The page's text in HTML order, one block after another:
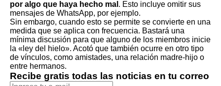
por algo que haya hecho mal . Esto incluye omitir sus
mensajes de WhatsApp, por ejemplo.
Sin embargo, cuando esto se permite se convierte en una
medida que se aplica con frecuencia. Bastará una
mínima discusión para que alguno de los miembros inicie
la «ley del hielo». Acotó que también ocurre en otro tipo
de vínculos, como amistades, una relación madre-hijo o
entre hermanos.
Recibe gratis todas las noticias en tu correo